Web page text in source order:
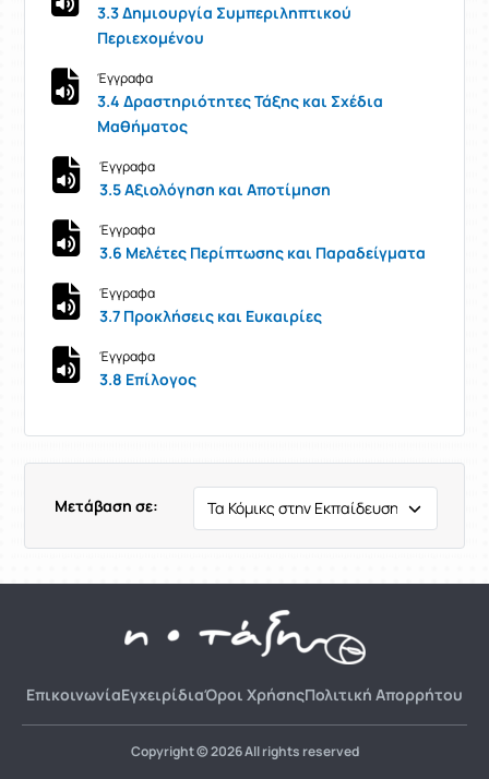
3.3 Δημιουργία Συμπεριληπτικού
Περιεχομένου
Έγγραφα
3.4 Δραστηριότητες Τάξης και Σχέδια
Μαθήματος
Έγγραφα
3.5 Αξιολόγηση και Αποτίμηση
Έγγραφα
3.6 Μελέτες Περίπτωσης και Παραδείγματα
Έγγραφα
3.7 Προκλήσεις και Ευκαιρίες
Έγγραφα
3.8 Επίλογος
Μετάβαση σε:
ΕπικοινωνίαΕγχειρίδιαΌροι ΧρήσηςΠολιτική Απορρήτου
Copyright © 2026 All rights reserved